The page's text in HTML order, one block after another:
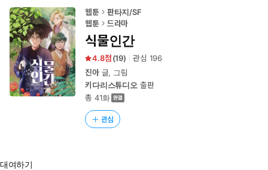
로
이
동
웹툰
판타지/SF
웹툰
드라마
식물인간
4.8 (19) 관심 196
진아글, 그림
키다리스튜디오 출판
총 41화
관심
대여하기